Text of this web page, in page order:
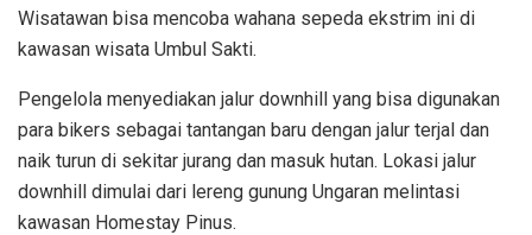
Wisatawan bisa mencoba wahana sepeda ekstrim ini di
kawasan wisata Umbul Sakti.
Pengelola menyediakan jalur downhill yang bisa digunakan
para bikers sebagai tantangan baru dengan jalur terjal dan
naik turun di sekitar jurang dan masuk hutan. Lokasi jalur
downhill dimulai dari lereng gunung Ungaran melintasi
kawasan Homestay Pinus.